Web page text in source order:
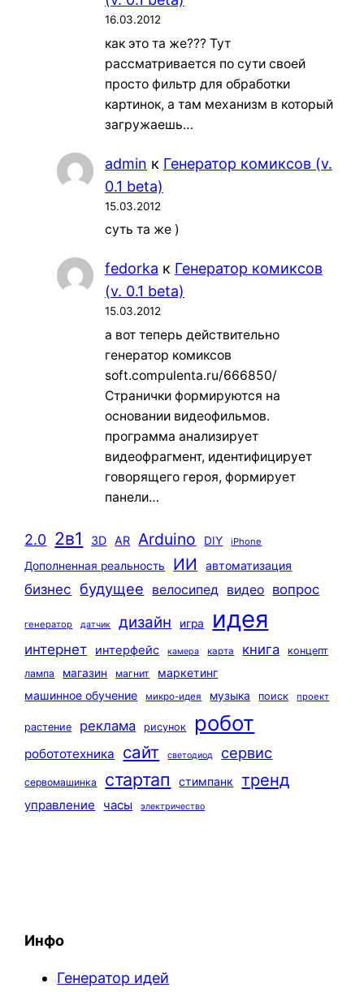
16.03.2012
как это та же??? Тут
рассматривается по сути своей
просто фильтр для обработки
картинок, а там механизм в который
загружаешь…
admin к Генератор комиксов (v.
0.1 beta)
15.03.2012
суть та же )
fedorka к Генератор комиксов
(v. 0.1 beta)
15.03.2012
а вот теперь действительно
генератор комиксов
soft.compulenta.ru/666850/
Странички формируются на
основании видеофильмов.
программа анализирует
видеофрагмент, идентифицирует
говорящего героя, формирует
панели…
2.0 2в1 3D AR Arduino DIY iPhone
Дополненная реальность ИИ автоматизация
бизнес будущее велосипед видео вопрос
генератор датчик дизайн игра идея
интернет интерфейс камера карта книга
концепт
лампа
магазин магнит
маркетинг
машинное обучение
микро-идея музыка поиск проект
растение реклама рисунок робот
робототехника сайт светодиод сервис
сервомашинка стартап стимпанк тренд
управление часы электричество
Инфо
Генератор идей